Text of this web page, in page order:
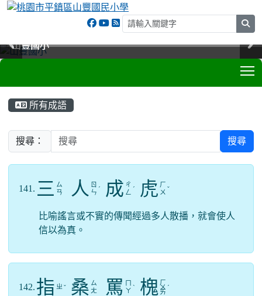
山豐國小
山豐國小
山豐國小
山豐國小
所有成語
搜尋： 搜尋
141. 三 ㄙ
ㄢ
人 ㄖ
ㄣ ˊ 成 ㄔ
ㄥ
ˊ 虎 ㄏ
ㄨ ˇ
比喻謠言或不實的傳聞經過多人散播，就會使人
信以為真。
142. 指 ㄓ ˇ 桑 ㄙ
ㄤ
罵 ㄚ ˋ 槐 ㄏ
ㄨ
ㄞ
ˊ